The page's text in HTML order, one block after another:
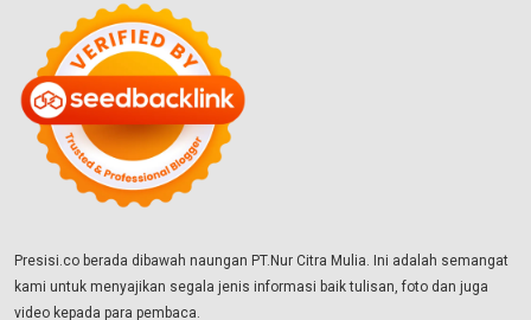
Presisi.co berada dibawah naungan PT.Nur Citra Mulia. Ini adalah semangat
kami untuk menyajikan segala jenis informasi baik tulisan, foto dan juga
video kepada para pembaca.